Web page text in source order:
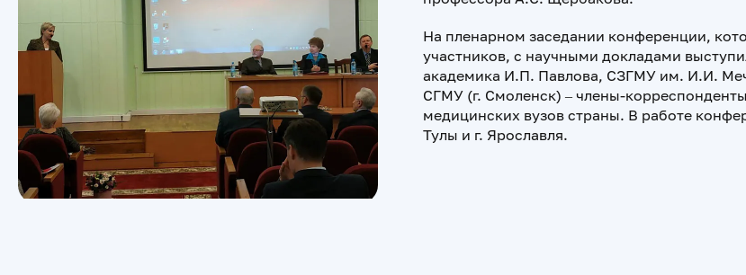
На пленарном заседании конференции,
участников, с научными докладами
академика И.П. Павлова, СЗГМУ им. И.И.
СГМУ (г. Смоленск) – члены-
медицинских вузов страны. В работе
Тулы и г. Ярославля.